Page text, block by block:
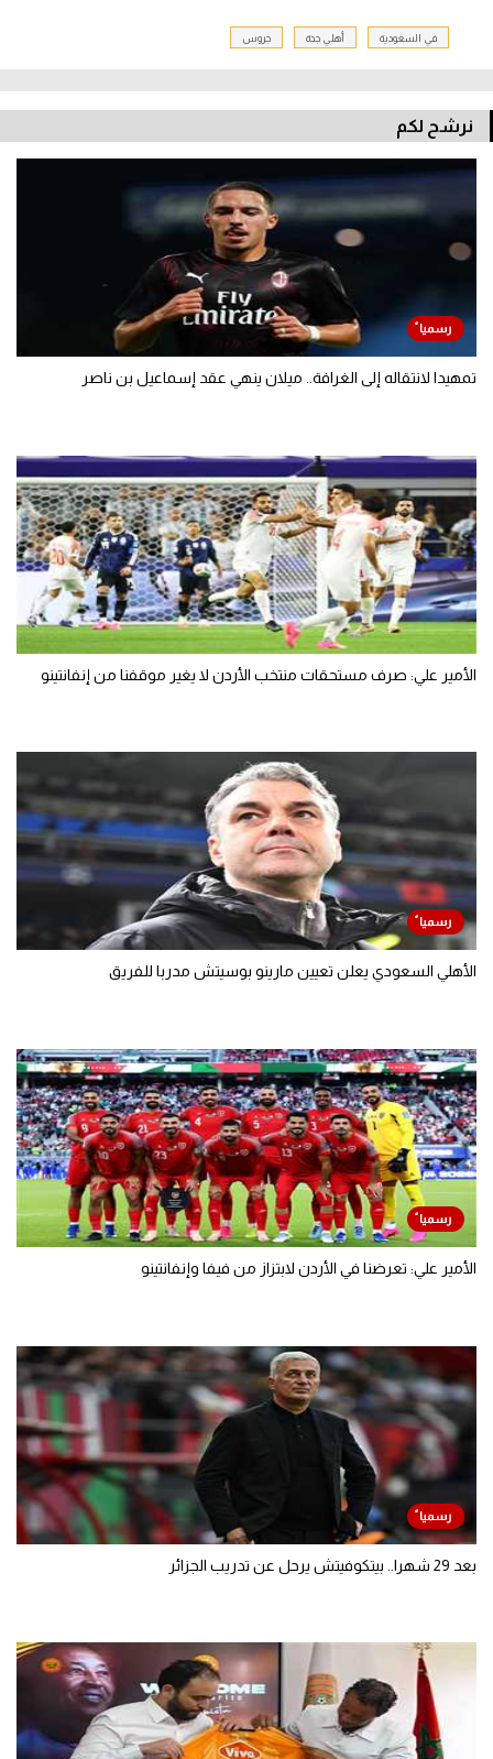
في السعودية أهلي جدة جروس
نرشح لكم
تمهيدا لانتقاله إلى الغرافة.. ميلان ينهي عقد إسماعيل بن ناصر
الأمير علي: صرف مستحقات منتخب الأردن لا يغير موقفنا من إنفانتينو
الأهلي السعودي يعلن تعيين مارينو بوسيتش مدربا للفريق
الأمير علي: تعرضنا في الأردن لابتزاز من فيفا وإنفانتينو
بعد 29 شهرا.. بيتكوفيتش يرحل عن تدريب الجزائر